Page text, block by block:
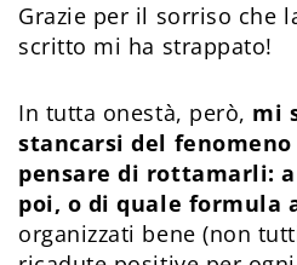
Grazie per il sorriso che
scritto mi ha strappato!
In tutta onestà, però, mi
stancarsi del
pensare di rottamarli:
poi, o di quale formula
organizzati bene (non